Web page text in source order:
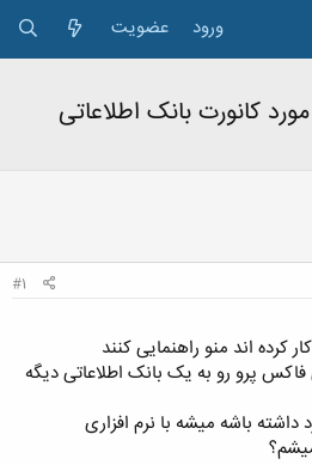
ورود عضویت
کانورت بانک اطلاعاتی
#1
کرده اند منو راهنمایی کنند
پرو رو به یک بانک اطلاعاتی دیگه
داشته باشه میشه با نرم افزاری